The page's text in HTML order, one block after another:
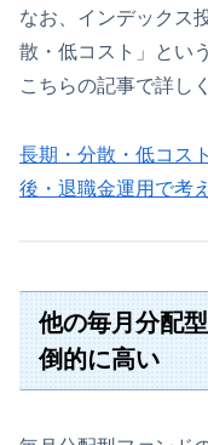
なお、インデックス
散・低コスト」とい
こちらの記事で詳し
長期・分散・低コス
後・退職金運用で考
他の毎月分配
倒的に高い